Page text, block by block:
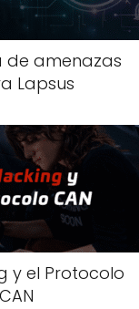
de amenazas
Lapsus
y el Protocolo
CAN